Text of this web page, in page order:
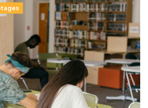
une dérive qui met à mal la
régulation de l’enseignement
lumière l’amplification d’un système
au superfétatoire, voire à…